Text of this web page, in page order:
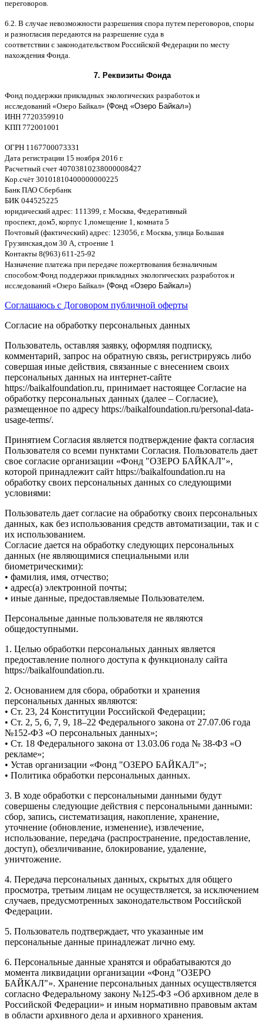
переговоров
6.2. B случае невозможности разрешения спора путем переговоров споры
и разногласия передаются на разрешение суда в
соответствии c законодательством Российской Федерации по месту
нахождения Фонда
7. Реквизиты Фонда
Фонд поддержки прикладных экологических разработок и
исследований «Озеро Байкал» (Фонд «Озеро Байкал»)
ИНН 7720359910
KПП 772001001
ОГРН 1167700073331
Дата регистрации 15 ноября 2016 г.
Расчетный счет 40703810238000008427
Кор счёт 30101810400000000225
Банк ПАО Сбербанк
БИК 044525225
юридический адрес: 111399, г. Москва Федеративный
проспект, дом5, корпус 1, помещение 1, комната 5
Почтовый (фактический) адрес: 123056, г. Москва улица Большая
Грузинская дом 30 А строение 1
Контакты 8(963) 611-25-92
Назначение платежа при передаче пожертвования безналичным
способом:Фонд поддержки прикладных экологических разработок и
исследований «Озеро Байкал» (Фонд «Озеро Байкал»)
Соглашаюсь с Договором публичной оферты
Согласие на обработку персональных данных
Пользователь, оставляя заявку, оформляя подписку,
комментарий, запрос на обратную связь, регистрируясь либо
совершая иные действия, связанные с внесением своих
персональных данных на интернет-сайте
https://baikalfoundation.ru, принимает настоящее Согласие на
обработку персональных данных (далее – Согласие),
размещенное по адресу https://baikalfoundation.ru/personal-data-
usage-terms/.
Принятием Согласия является подтверждение факта согласия
Пользователя со всеми пунктами Согласия. Пользователь дает
свое согласие организации «Фонд "ОЗЕРО БАЙКАЛ"»,
которой принадлежит сайт https://baikalfoundation.ru на
обработку своих персональных данных со следующими
условиями:
Пользователь дает согласие на обработку своих персональных
данных, как без использования средств автоматизации, так и с
их использованием.
Согласие дается на обработку следующих персональных
данных (не являющимися специальными или
биометрическими):
• фамилия, имя, отчество;
• адрес(а) электронной почты;
• иные данные, предоставляемые Пользователем.
Персональные данные пользователя не являются
общедоступными.
1. Целью обработки персональных данных является
предоставление полного доступа к функционалу сайта
https://baikalfoundation.ru.
2. Основанием для сбора, обработки и хранения
персональных данных являются:
• Ст. 23, 24 Конституции Российской Федерации;
• Ст. 2, 5, 6, 7, 9, 18–22 Федерального закона от 27.07.06 года
№152-ФЗ «О персональных данных»;
• Ст. 18 Федерального закона от 13.03.06 года № 38-ФЗ «О
рекламе»;
• Устав организации «Фонд "ОЗЕРО БАЙКАЛ"»;
• Политика обработки персональных данных.
3. В ходе обработки с персональными данными будут
совершены следующие действия с персональными данными:
сбор, запись, систематизация, накопление, хранение,
уточнение (обновление, изменение), извлечение,
использование, передача (распространение, предоставление,
доступ), обезличивание, блокирование, удаление,
уничтожение.
4. Передача персональных данных, скрытых для общего
просмотра, третьим лицам не осуществляется, за исключением
случаев, предусмотренных законодательством Российской
Федерации.
5. Пользователь подтверждает, что указанные им
персональные данные принадлежат лично ему.
6. Персональные данные хранятся и обрабатываются до
момента ликвидации организации «Фонд "ОЗЕРО
БАЙКАЛ"». Хранение персональных данных осуществляется
согласно Федеральному закону №125-ФЗ «Об архивном деле в
Российской Федерации» и иным нормативно правовым актам
в области архивного дела и архивного хранения.